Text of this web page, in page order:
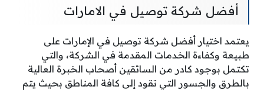
أفضل شركة توصيل في الامارات
يعتمد اختيار أفضل شركة توصيل في الإمارات على
طبيعة وكفاءة الخدمات المقدمة في الشركة، والتي
تكتمل بوجود كادر من السائقين أصحاب الخبرة العالية
بالطرق والجسور التي تقود إلى كافة المناطق بحيث يتم